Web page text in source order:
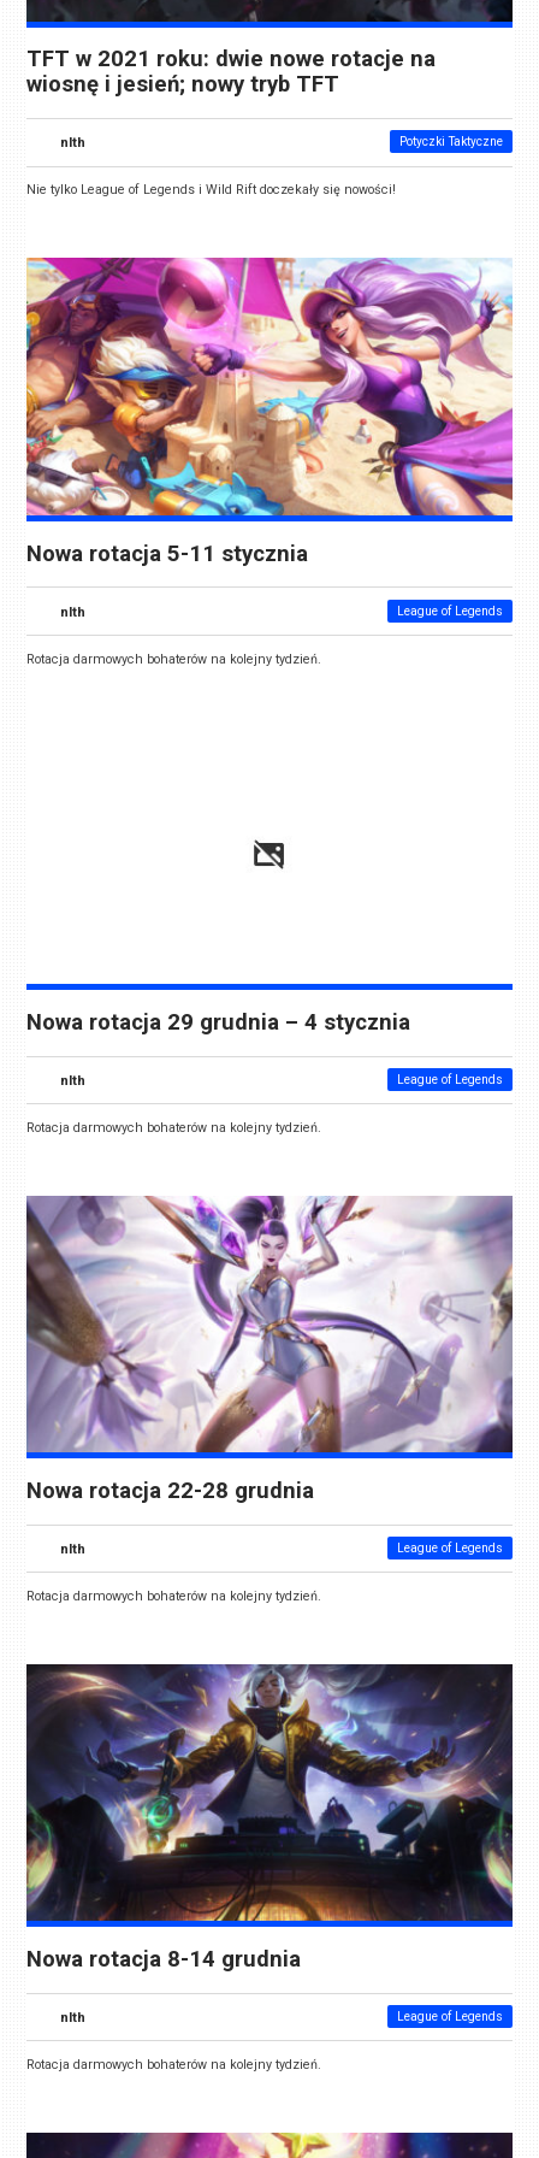
TFT w 2021 roku: dwie nowe rotacje na
wiosnę i jesień; nowy tryb TFT
nlth Potyczki Taktyczne
Nie tylko League of Legends i Wild Rift doczekały się nowości!
Nowa rotacja 5-11 stycznia
nlth League of Legends
Rotacja darmowych bohaterów na kolejny tydzień.
Nowa rotacja 29 grudnia – 4 stycznia
nlth League of Legends
Rotacja darmowych bohaterów na kolejny tydzień.
Nowa rotacja 22-28 grudnia
nlth League of Legends
Rotacja darmowych bohaterów na kolejny tydzień.
Nowa rotacja 8-14 grudnia
nlth League of Legends
Rotacja darmowych bohaterów na kolejny tydzień.